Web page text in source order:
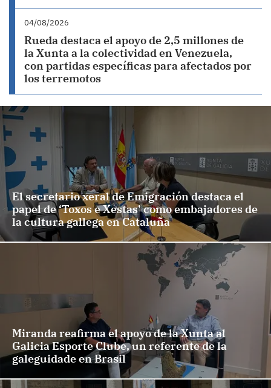
04/08/2026
Rueda destaca el apoyo de 2,5 millones de
la Xunta a la colectividad en Venezuela,
con partidas específicas para afectados por
los terremotos
El secretario xeral de Emigración destaca el
papel de ‘Toxos e Xestas’ como embajadores de
la cultura gallega en Cataluña
Miranda reafirma el apoyo de la Xunta al
Galicia Esporte Clube, un referente de la
galeguidade en Brasil